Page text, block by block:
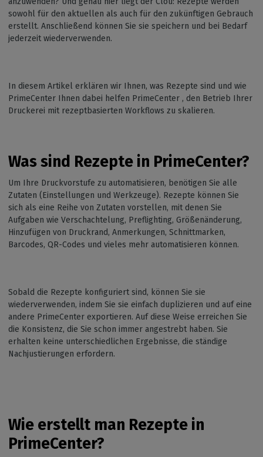
sowohl für den aktuellen als auch für den zukünftigen Gebrauch
erstellt. Anschließend können Sie sie speichern und bei Bedarf
jederzeit wiederverwenden.
In diesem Artikel erklären wir Ihnen, was Rezepte sind und wie
PrimeCenter Ihnen dabei helfen PrimeCenter , den Betrieb Ihrer
Druckerei mit rezeptbasierten Workflows zu skalieren.
Was sind Rezepte in PrimeCenter?
Um Ihre Druckvorstufe zu automatisieren, benötigen Sie alle
Zutaten (Einstellungen und Werkzeuge). Rezepte können Sie
sich als eine Reihe von Zutaten vorstellen, mit denen Sie
Aufgaben wie Verschachtelung, Preflighting, Größenänderung,
Hinzufügen von Druckrand, Anmerkungen, Schnittmarken,
Barcodes, QR-Codes und vieles mehr automatisieren können.
Sobald die Rezepte konfiguriert sind, können Sie sie
wiederverwenden, indem Sie sie einfach duplizieren und auf eine
andere PrimeCenter exportieren. Auf diese Weise erreichen Sie
die Konsistenz, die Sie schon immer angestrebt haben. Sie
erhalten keine unterschiedlichen Ergebnisse, die ständige
Nachjustierungen erfordern.
Wie erstellt man Rezepte in
PrimeCenter?